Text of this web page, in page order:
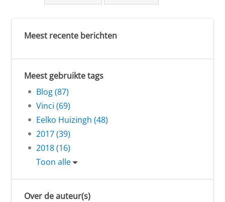
Meest recente berichten
Meest gebruikte tags
Blog (87)
Vinci (69)
Eelko Huizingh (48)
2017 (39)
2018 (16)
Toon alle
Over de auteur(s)